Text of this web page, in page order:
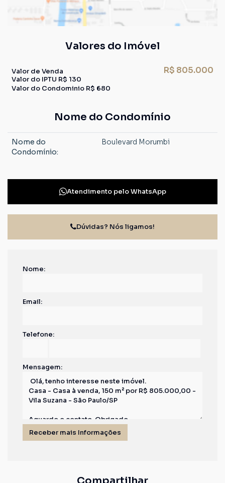
Valores do Imóvel
R$ 805.000
Valor de Venda
Valor do IPTU R$ 130
Valor do Condominio R$ 680
Nome do Condomínio
Nome do
Condomínio:
Boulevard Morumbi
Atendimento peloWhatsApp
Dúvidas? Nós ligamos!
Nome:
Email:
Telefone:
Mensagem:
Compartilhar